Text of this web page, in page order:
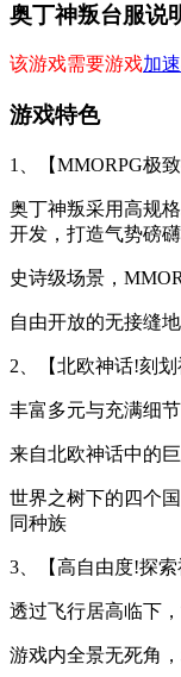
奥丁神叛台服说
该游戏需要游戏加
游戏特色
1、【MMORPG极
奥丁神叛采用高规
开发，打造气势磅
史诗级场景，
自由开放的无接缝
2、【北欧神话!刻划
丰富多元与充满细
来自北欧神话中的
世界之树下的四个
同种族
3、【高自由度!探索
透过飞行居高临下
游戏内全景无死角